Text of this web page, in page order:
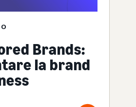
Brands:
la brand